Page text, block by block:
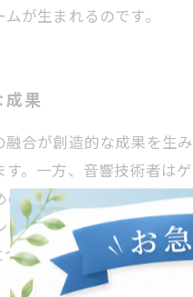
が生まれるのです。
果
合が創造的な成果を生
。一方、音響技術者は
戦略を構築します。こ
な環境が新たなアイ
ながります。これによ